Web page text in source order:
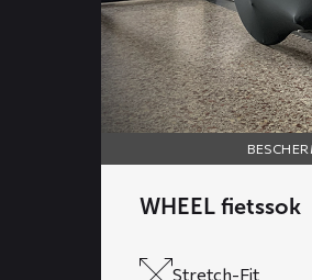
WHEEL fietssok
Stretch-Fit